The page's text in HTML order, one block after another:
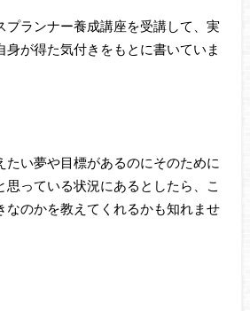
プランナー養成講座を受講して、実
身が得た気付きをもとに書いていま
たい夢や目標があるのにそのために
思っている状況にあるとしたら、こ
なのかを教えてくれるかも知れませ